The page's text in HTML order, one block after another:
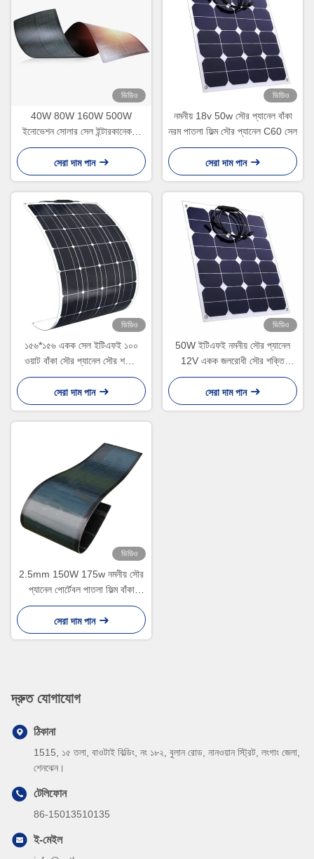
ভিডিও
40W 80W 160W 500W
ইনোভেশন সোলার সেল ইন্টারকানেকশন
স্ট্রাকচার সহ পাতলা ফিল্ম রোলযোগ্য
সৌর প্যানেল
সেরা দাম পান
ভিডিও
নমনীয় 18v 50w সৌর প্যানেল বাঁকা
নরম পাতলা ফিল্ম সৌর প্যানেল C60 সেল
সেরা দাম পান
ভিডিও
১৫৬*১৫৬ একক সেল ইটিএফই ১০০
ওয়াট বাঁকা সৌর প্যানেল সৌর শক্তি
অ্যাপ্লিকেশনের জন্য
সেরা দাম পান
ভিডিও
50W ইটিএফই নমনীয় সৌর প্যানেল
12V একক জলরোধী সৌর শক্তি
সিস্টেমের জন্য
সেরা দাম পান
ভিডিও
2.5mm 150W 175w নমনীয় সৌর
প্যানেল পোর্টেবল পাতলা ফিল্ম বাঁকা
সিআইজিএস সৌর প্যানেল
সেরা দাম পান
দ্রুত যোগাযোগ
ঠিকানা
1515, ১৫ তলা, বাওটাই বিল্ডিং, নং ১৮২, বুলান রোড, নানওয়ান স্ট্রিট, লংগাং জেলা,
শেনঝেন।
টেলিফোন
86-15013510135
ই-মেইল